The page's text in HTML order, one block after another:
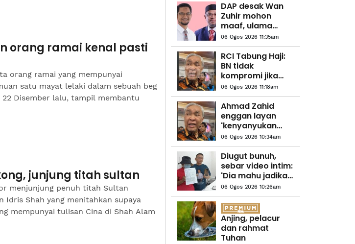
orang ramai kenal pasti
orang ramai yang mempunyai
satu mayat lelaki dalam sebuah beg
Disember lalu, tampil membantu
junjung titah sultan
menjunjung penuh titah Sultan
Idris Shah yang menitahkan supaya
mempunyai tulisan Cina di Shah Alam
DAP desak Wan
Zuhir mohon
maaf, ulama
UMNO gesa politik
beradab
06 Ogos 2026 11:35am
RCI Tabung Haji:
BN tidak
kompromi jika
terbukti berlaku
penyelewengan -
Ahmad Zahid
06 Ogos 2026 11:18am
Ahmad Zahid
enggan layan
'kenyanyukan
seseorang'
06 Ogos 2026 10:34am
Diugut bunuh,
sebar video intim:
'Dia mahu jadikan
saya hamba seks'
06 Ogos 2026 10:26am
Anjing, pelacur
dan rahmat
Tuhan